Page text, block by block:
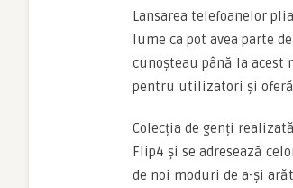
Lansarea telefoanelor
lume ca pot avea parte
cunoșteau până la acest
pentru utilizatori și
Colecția de genți
Flip4 și se adresează
de noi moduri de a-și